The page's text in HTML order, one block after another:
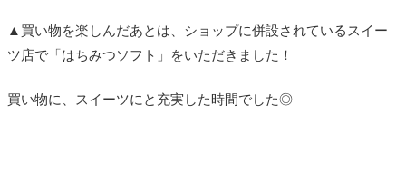
▲買い物を楽しんだあとは、ショップに併設されているスイー
ツ店で「はちみつソフト」をいただきました！
買い物に、スイーツにと充実した時間でした◎